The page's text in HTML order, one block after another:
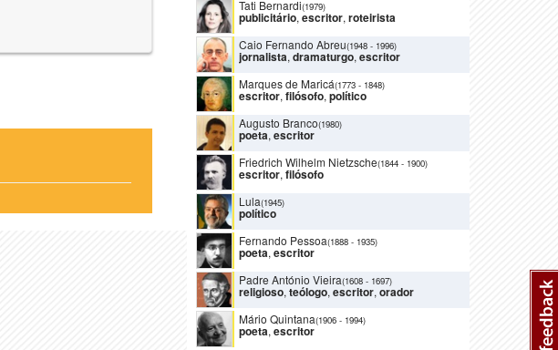
Tati Bernardi(1979)
publicitário, escritor, roteirista
Caio Fernando Abreu(1948 - 1996)
jornalista, dramaturgo, escritor
Marques de Maricá(1773 - 1848)
escritor, filósofo, político
Augusto Branco(1980)
poeta, escritor
Friedrich Wilhelm Nietzsche(1844 - 1900)
escritor, filósofo
Lula(1945)
político
Fernando Pessoa(1888 - 1935)
poeta, escritor
Padre António Vieira(1608 - 1697)
religioso, teólogo, escritor, orador
Mário Quintana(1906 - 1994)
poeta, escritor